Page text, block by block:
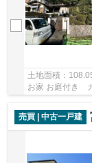
土地面積：
お家 お庭付き
2021年4月：リ
売買 | 中古一戸建